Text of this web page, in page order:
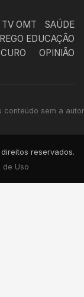
TV OMT
SAÚDE
EDUCAÇÃO
OPINIÃO
sem a
reservados.
de Uso